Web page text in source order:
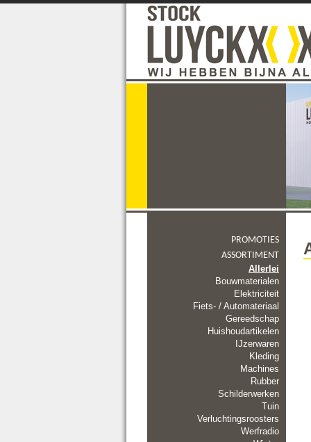
PROMOTIES
ASSORTIMENT
Allerlei
Bouwmaterialen
Elektriciteit
Fiets- / Automateriaal
Gereedschap
Huishoudartikelen
IJzerwaren
Kleding
Machines
Rubber
Schilderwerken
Tuin
Verluchtingsroosters
Werfradio